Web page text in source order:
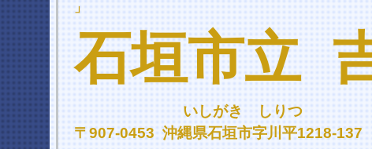
」
石垣市立
いしがき しりつ よし
〒907-0453 沖縄県石垣市字川平1218-